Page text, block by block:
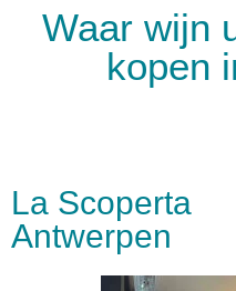
Waar wijn
kopen
La Scoperta
Antwerpen